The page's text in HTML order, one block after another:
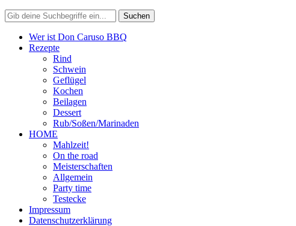
Wer ist Don Caruso BBQ
Rezepte
Rind
Schwein
Geflügel
Kochen
Beilagen
Dessert
Rub/Soßen/Marinaden
HOME
Mahlzeit!
On the road
Meisterschaften
Allgemein
Party time
Testecke
Impressum
Datenschutzerklärung